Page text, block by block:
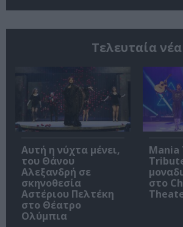
Τελευταία νέα
Αυτή η νύχτα μένει,
του Θάνου
Αλεξανδρή σε
σκηνοθεσία
Αστέριου Πελτέκη
στο Θέατρο
Ολύμπια
Mania
στο